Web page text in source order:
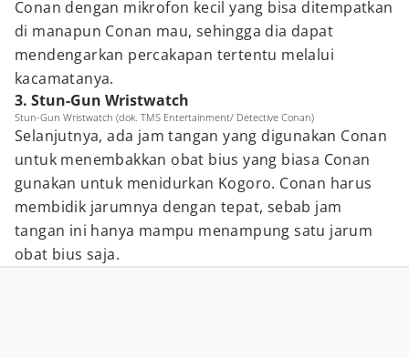
Conan dengan mikrofon kecil yang bisa ditempatkan
di manapun Conan mau, sehingga dia dapat
mendengarkan percakapan tertentu melalui
kacamatanya.
3. Stun-Gun Wristwatch
Stun-Gun Wristwatch (dok. TMS Entertainment/ Detective Conan)
Selanjutnya, ada jam tangan yang digunakan Conan
untuk menembakkan obat bius yang biasa Conan
gunakan untuk menidurkan Kogoro. Conan harus
membidik jarumnya dengan tepat, sebab jam
tangan ini hanya mampu menampung satu jarum
obat bius saja.